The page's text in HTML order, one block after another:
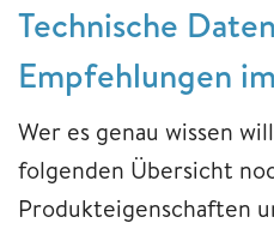
Technische
Empfehlungen
Wer es genau wissen
folgenden Übersicht
Produkteigenschaften